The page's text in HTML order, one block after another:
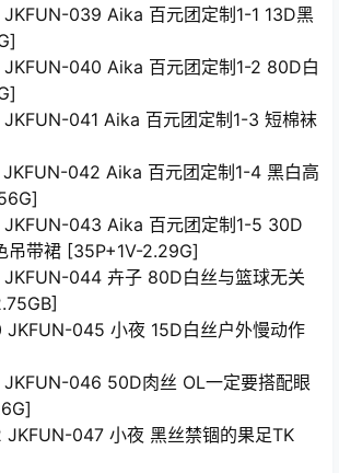
JKFUN-039 Aika 百元团定制1-1 13D黑
JKFUN-040 Aika 百元团定制1-2 80D白
JKFUN-041 Aika 百元团定制1-3 短棉袜
JKFUN-042 Aika 百元团定制1-4 黑白高
JKFUN-043 Aika 百元团定制1-5 30D
吊带裙 [35P+1V-2.29G]
JKFUN-044 卉子 80D白丝与篮球无关
JKFUN-045 小夜 15D白丝户外慢动作
JKFUN-046 50D肉丝 OL一定要搭配眼
JKFUN-047 小夜 黑丝禁锢的果足TK